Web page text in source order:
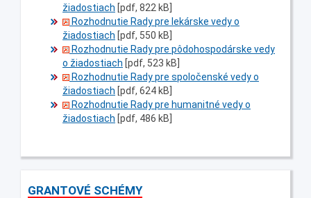
žiadostiach [pdf, 822 kB]
Rozhodnutie Rady pre lekárske vedy o
žiadostiach [pdf, 550 kB]
Rozhodnutie Rady pre pôdohospodárske vedy
o žiadostiach [pdf, 523 kB]
Rozhodnutie Rady pre spoločenské vedy o
žiadostiach [pdf, 624 kB]
Rozhodnutie Rady pre humanitné vedy o
žiadostiach [pdf, 486 kB]
GRANTOVÉ SCHÉMY